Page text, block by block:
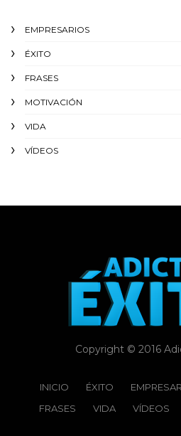
EMPRESARIOS
ÉXITO‬
FRASES
MOTIVACIÓN
VIDA
VÍDEOS
Copyright © 2016
INICIO ÉXITO‬
FRASES
VIDA VÍDEOS